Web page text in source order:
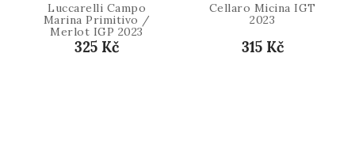
Luccarelli Campo
Marina Primitivo /
Merlot IGP 2023
325 Kč
Cellaro Micina IGT
2023
315 Kč